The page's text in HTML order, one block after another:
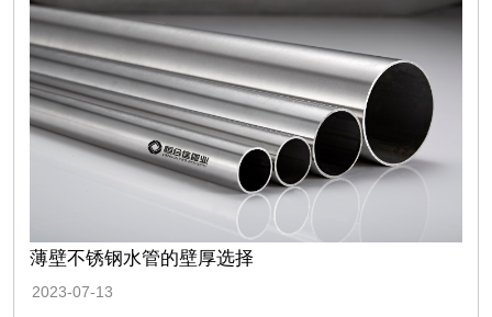
薄壁不锈钢水管的壁厚选择
2023-07-13